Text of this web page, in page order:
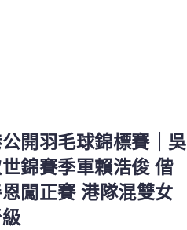
開羽毛球錦標賽｜吳
錦賽季軍賴浩俊 偕
闖正賽 港隊混雙女